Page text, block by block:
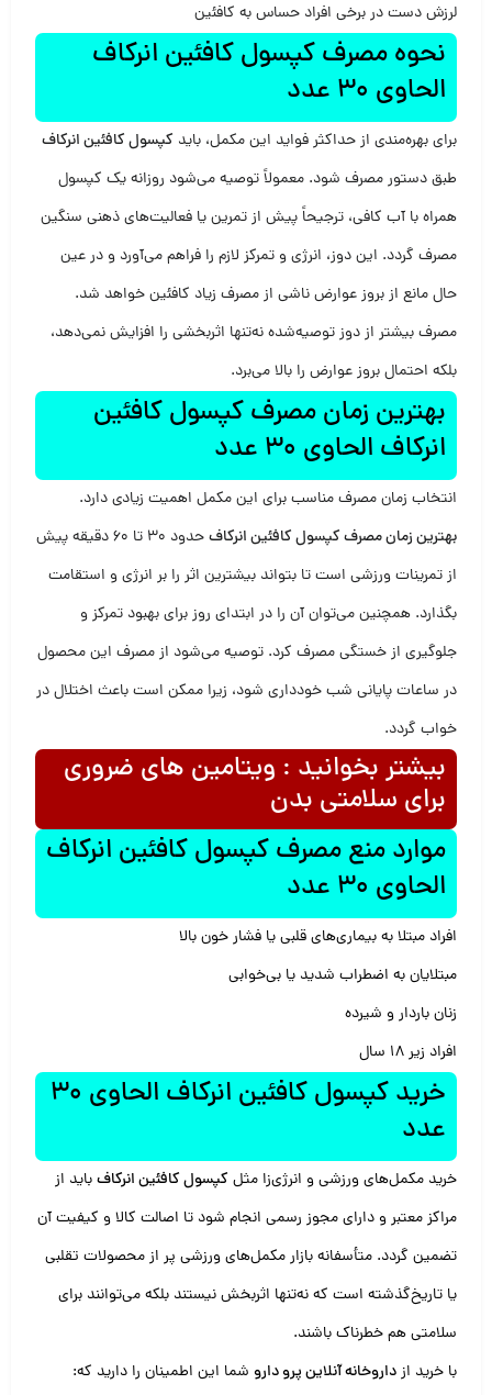
لرزش دست در برخی افراد حساس به کافئین
نحوه مصرف کپسول کافئین انرکاف
الحاوی 30 عدد
برای بهره‌مندی از حداکثر فواید این مکمل، باید کپسول کافئین انرکاف
طبق دستور مصرف شود. معمولاً توصیه می‌شود روزانه یک کپسول
همراه با آب کافی، ترجیحاً پیش از تمرین یا فعالیت‌های ذهنی سنگین
مصرف گردد. این دوز، انرژی و تمرکز لازم را فراهم می‌آورد و در عین
حال مانع از بروز عوارض ناشی از مصرف زیاد کافئین خواهد شد.
مصرف بیشتر از دوز توصیه‌شده نه‌تنها اثربخشی را افزایش نمی‌دهد،
بلکه احتمال بروز عوارض را بالا می‌برد.
بهترین زمان مصرف کپسول کافئین
انرکاف الحاوی 30 عدد
انتخاب زمان مصرف مناسب برای این مکمل اهمیت زیادی دارد.
بهترین زمان مصرف کپسول کافئین انرکاف
حدود 30 تا 60 دقیقه پیش
از تمرینات ورزشی است تا بتواند بیشترین اثر را بر انرژی و استقامت
بگذارد. همچنین می‌توان آن را در ابتدای روز برای بهبود تمرکز و
جلوگیری از خستگی مصرف کرد. توصیه می‌شود از مصرف این محصول
در ساعات پایانی شب خودداری شود، زیرا ممکن است باعث اختلال در
خواب گردد.
بیشتر بخوانید : ویتامین های ضروری
برای سلامتی بدن
موارد منع مصرف کپسول کافئین انرکاف
الحاوی 30 عدد
افراد مبتلا به بیماری‌های قلبی یا فشار خون بالا
مبتلایان به اضطراب شدید یا بی‌خوابی
زنان باردار و شیرده
افراد زیر 18 سال
خرید کپسول کافئین انرکاف الحاوی 30
عدد
خرید مکمل‌های ورزشی و انرژی‌زا مثل کپسول کافئین انرکافباید از
مراکز معتبر و دارای مجوز رسمی انجام شود تا اصالت کالا و کیفیت آن
تضمین گردد. متأسفانه بازار مکمل‌های ورزشی پر از محصولات تقلبی
یا تاریخ‌گذشته است که نه‌تنها اثربخش نیستند بلکه می‌توانند برای
سلامتی هم خطرناک باشند.
با خرید ازداروخانه آنلاین پرو دارو شما این اطمینان را دارید که: